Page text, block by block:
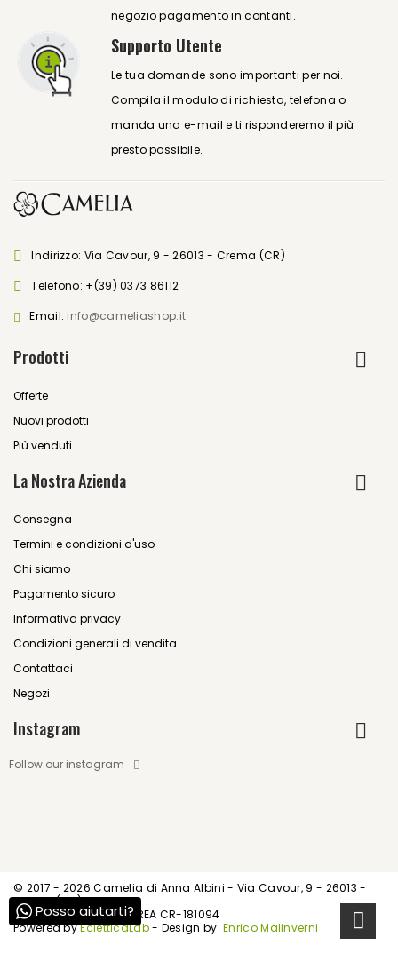
Posso aiutarti?
negozio pagamento in contanti.
Supporto Utente
Le tua domande sono importanti per noi.
Compila il modulo di richiesta, telefona o
manda una e-mail e ti risponderemo il più
presto possibile.
Indirizzo: Via Cavour, 9 - 26013 - Crema (CR)
Telefono: +(39) 0373 86112
Email: info@cameliashop.it
Prodotti
Offerte
Nuovi prodotti
Più venduti
La Nostra Azienda
Consegna
Termini e condizioni d'uso
Chi siamo
Pagamento sicuro
Informativa privacy
Condizioni generali di vendita
Contattaci
Negozi
Instagram
Follow our instagram
© 2017 - 2026 Camelia di Anna Albini - Via Cavour, 9 - 26013 -
Crema (CR)
P.IVA IT01539520195 - REA CR-181094
Powered byEcletticaLab- Design byEnrico Malinverni